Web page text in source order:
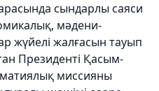
арасында сындарлы саяси
мәдени-
жүйелі жалғасын тауып
Президенті Қасым-
миссияны